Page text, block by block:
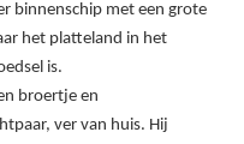
binnenschip met een grote
het platteland in het
is.
broertje en
ver van huis. Hij